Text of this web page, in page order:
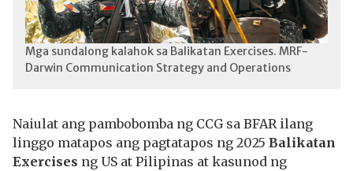
Mga sundalong kalahok sa Balikatan Exercises. MRF-
Darwin Communication Strategy and Operations
Naiulat ang pambobomba ng CCG sa BFAR ilang
linggo matapos ang pagtatapos ng 2025 Balikatan
Exercises ng US at Pilipinas at kasunod ng